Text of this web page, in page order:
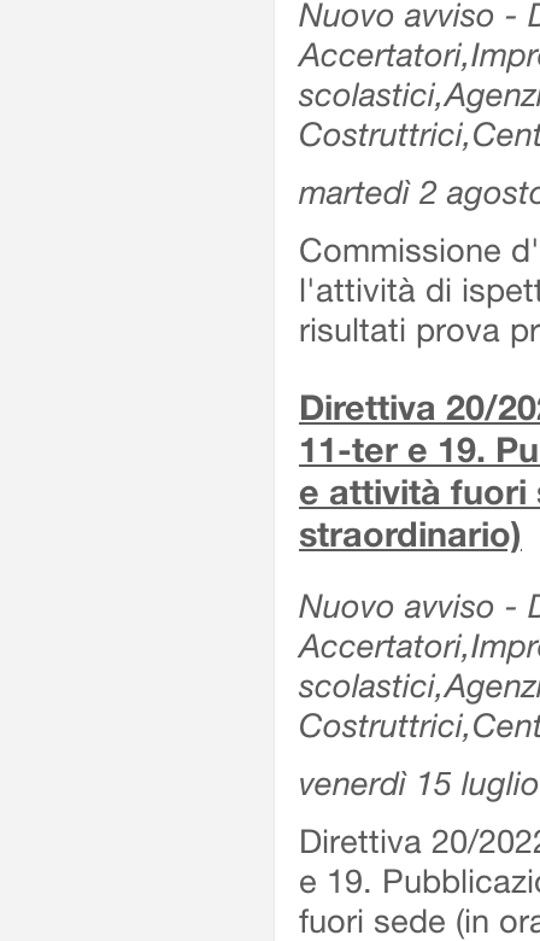
Nuovo avviso -
martedì 2
Commissione
l'attività di
risultati prova
Direttiva 20/
11-ter e 19.
e attività fuori
straordinario)
Nuovo avviso -
venerdì 15
Direttiva 20/
e 19.
fuori sede (in